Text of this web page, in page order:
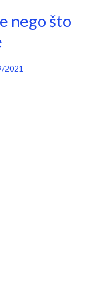
nego što
2021